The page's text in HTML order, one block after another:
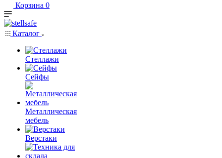
Корзина 0
Каталог
Стеллажи
Сейфы
Металлическая
мебель
Верстаки